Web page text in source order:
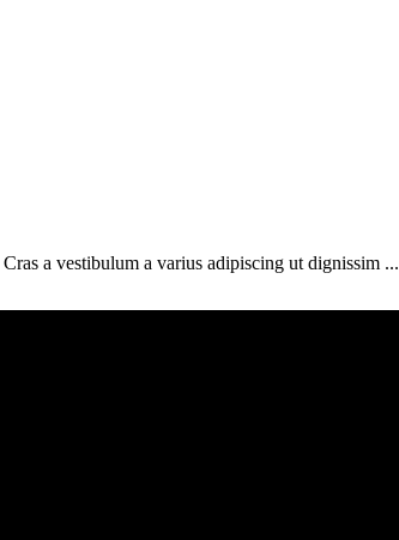
a vestibulum a varius adipiscing ut dignissim ...